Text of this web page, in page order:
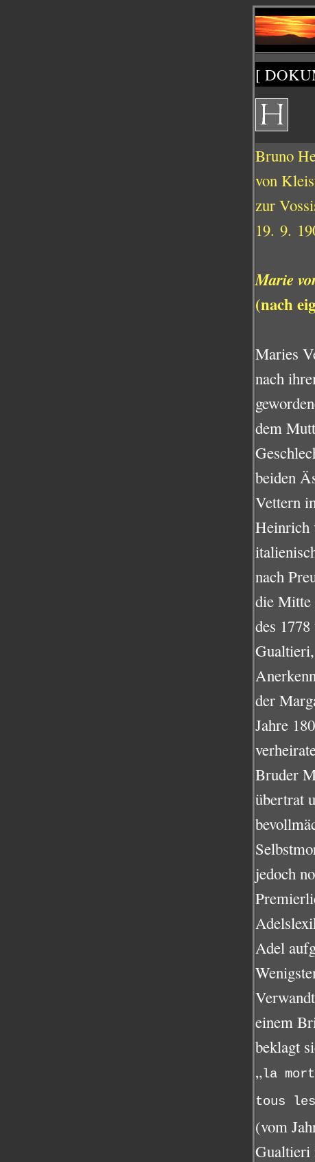
[
Bruno
von
zur
19. 9.
Marie
(nach
Maries
nach
dem
beiden
Vettern
Heinrich
nach
die Mitte
des
der
Jahre
Bruder
übertrat
jedoch
Adel
einem
beklagt
„la
tous
(vom
Gualtieri